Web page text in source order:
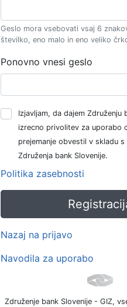
Geslo mora vsebovati vsaj 6
številko, eno malo in eno veliko
Ponovno vnesi geslo
Izjavljam, da dajem Združenju
izrecno privolitev za uporabo
prejemanje obvestil v skladu
Združenja bank Slovenije.
Politika zasebnosti
Nazaj na prijavo
Navodila za uporabo
Združenje bank Slovenije - GIZ,